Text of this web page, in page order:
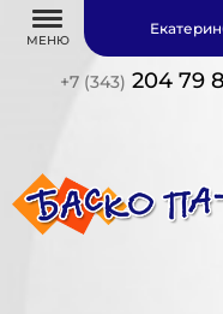
МЕНЮ
+7 (343) 204 79